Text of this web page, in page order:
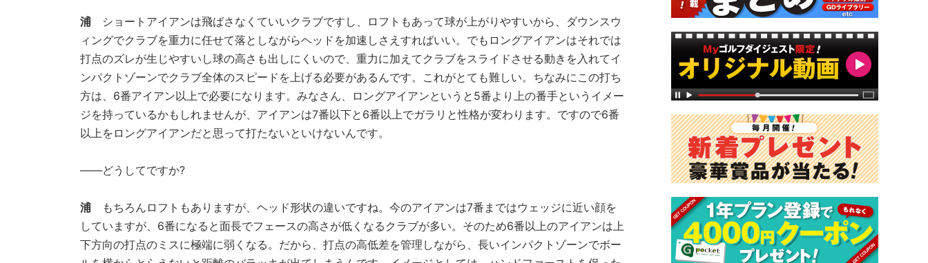
浦 ショートアイアンは飛ばさなくていいクラブですし、ロフトもあって球が上がりやすいから、ダウンスウ
ィングでクラブを重力に任せて落としながらヘッドを加速しさえすればいい。でもロングアイアンはそれでは
打点のズレが生じやすいし球の高さも出しにくいので、重力に加えてクラブをスライドさせる動きを入れてイ
ンパクトゾーンでクラブ全体のスピードを上げる必要があるんです。これがとても難しい。ちなみにこの打ち
方は、6番アイアン以上で必要になります。みなさん、ロングアイアンというと5番より上の番手というイメー
ジを持っているかもしれませんが、アイアンは7番以下と6番以上でガラリと性格が変わります。ですので6番
以上をロングアイアンだと思って打たないといけないんです。
――どうしてですか?
浦 もちろんロフトもありますが、ヘッド形状の違いですね。今のアイアンは7番まではウェッジに近い顔を
していますが、6番になると面長でフェースの高さが低くなるクラブが多い。そのため6番以上のアイアンは上
下方向の打点のミスに極端に弱くなる。だから、打点の高低差を管理しながら、長いインパクトゾーンでボー